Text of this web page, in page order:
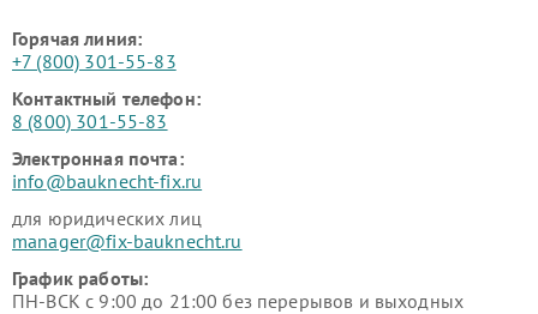
Горячая линия:
+7 (800) 301-55-83
Контактный телефон:
8 (800) 301-55-83
Электронная почта:
info@bauknecht-fix.ru
для юридических лиц
manager@fix-bauknecht.ru
График работы:
ПН-ВСК с 9:00 до 21:00 без перерывов и выходных